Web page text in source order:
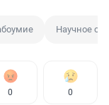
Научное
0 0